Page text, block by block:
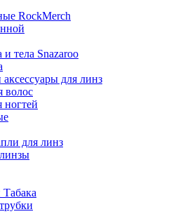
RockMerch
тела Snazaroo
для линз
волос
ногтей
для линз